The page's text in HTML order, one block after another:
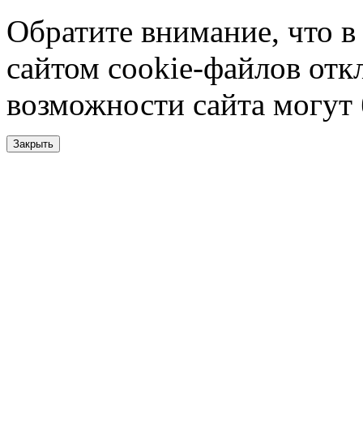
Обратите внимание, что в
сайтом cookie-файлов
возможности сайта
Закрыть